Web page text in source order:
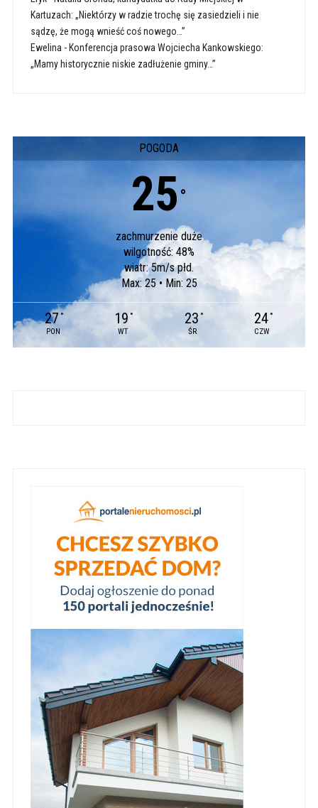
Kartuzach: „Niektórzy w radzie trochę się zasiedzieli i nie
sądzę, że mogą wnieść coś nowego…”
Ewelina - Konferencja prasowa Wojciecha Kankowskiego:
„Mamy historycznie niskie zadłużenie gminy…”
POGODA
25 °
zachmurzenie duże
wilgotność: 48%
wiatr: 5m/s płd.
Max: 25 • Min: 25
27 °
PON
19 °
WT
23 °
ŚR
24 °
CZW